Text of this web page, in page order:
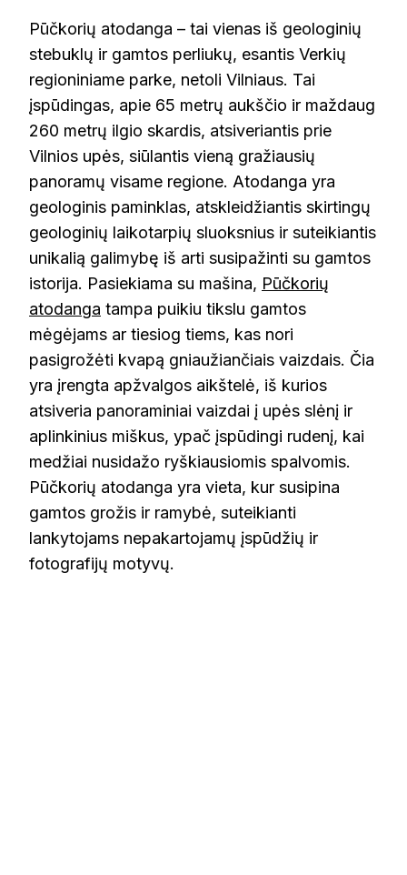
Pūčkorių atodanga – tai vienas iš geologinių
stebuklų ir gamtos perliukų, esantis Verkių
regioniniame parke, netoli Vilniaus. Tai
įspūdingas, apie 65 metrų aukščio ir maždaug
260 metrų ilgio skardis, atsiveriantis prie
Vilnios upės, siūlantis vieną gražiausių
panoramų visame regione. Atodanga yra
geologinis paminklas, atskleidžiantis skirtingų
geologinių laikotarpių sluoksnius ir suteikiantis
unikalią galimybę iš arti susipažinti su gamtos
istorija. Pasiekiama su mašina, Pūčkorių
atodanga tampa puikiu tikslu gamtos
mėgėjams ar tiesiog tiems, kas nori
pasigrožėti kvapą gniaužiančiais vaizdais. Čia
yra įrengta apžvalgos aikštelė, iš kurios
atsiveria panoraminiai vaizdai į upės slėnį ir
aplinkinius miškus, ypač įspūdingi rudenį, kai
medžiai nusidažo ryškiausiomis spalvomis.
Pūčkorių atodanga yra vieta, kur susipina
gamtos grožis ir ramybė, suteikianti
lankytojams nepakartojamų įspūdžių ir
fotografijų motyvų.